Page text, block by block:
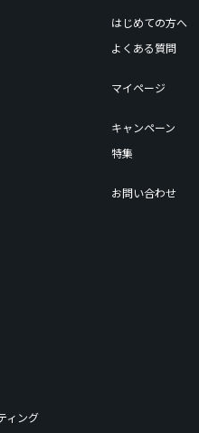
ィング
はじめての方へ
よくある質問
マイページ
キャンペーン
特集
お問い合わせ